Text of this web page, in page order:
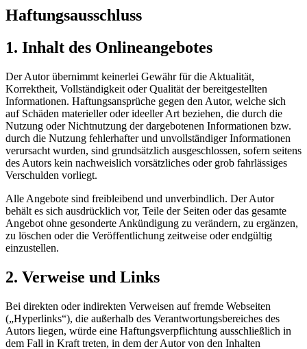
Haftungsausschluss
1. Inhalt des Onlineangebotes
Der Autor übernimmt keinerlei Gewähr für die Aktualität,
Korrektheit, Vollständigkeit oder Qualität der bereitgestellten
Informationen. Haftungsansprüche gegen den Autor, welche sich
auf Schäden materieller oder ideeller Art beziehen, die durch die
Nutzung oder Nichtnutzung der dargebotenen Informationen bzw.
durch die Nutzung fehlerhafter und unvollständiger Informationen
verursacht wurden, sind grundsätzlich ausgeschlossen, sofern seitens
des Autors kein nachweislich vorsätzliches oder grob fahrlässiges
Verschulden vorliegt.
Alle Angebote sind freibleibend und unverbindlich. Der Autor
behält es sich ausdrücklich vor, Teile der Seiten oder das gesamte
Angebot ohne gesonderte Ankündigung zu verändern, zu ergänzen,
zu löschen oder die Veröffentlichung zeitweise oder endgültig
einzustellen.
2. Verweise und Links
Bei direkten oder indirekten Verweisen auf fremde Webseiten
(„Hyperlinks“), die außerhalb des Verantwortungsbereiches des
Autors liegen, würde eine Haftungsverpflichtung ausschließlich in
dem Fall in Kraft treten, in dem der Autor von den Inhalten